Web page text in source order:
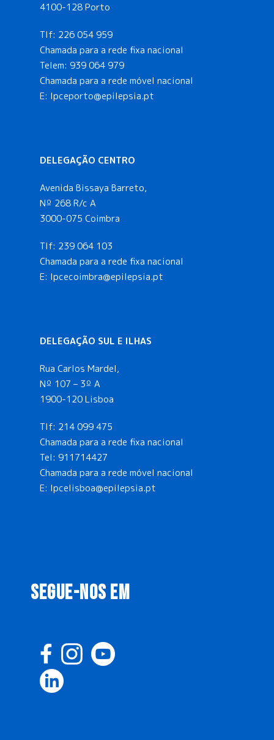
4100-128 Porto
Tlf: 226 054 959
Chamada para a rede fixa nacional
Telem: 939 064 979
Chamada para a rede móvel nacional
E: lpceporto@epilepsia.pt
DELEGAÇÃO CENTRO
Avenida Bissaya Barreto,
Nº 268 R/c A
3000-075 Coimbra
Tlf: 239 064 103
Chamada para a rede fixa nacional
E: lpcecoimbra@epilepsia.pt
DELEGAÇÃO SUL E ILHAS
Rua Carlos Mardel,
Nº 107 – 3º A
1900-120 Lisboa
Tlf: 214 099 475
Chamada para a rede fixa nacional
Tel: 911714427
Chamada para a rede móvel nacional
E: lpcelisboa@epilepsia.pt
SEGUE-NOS EM